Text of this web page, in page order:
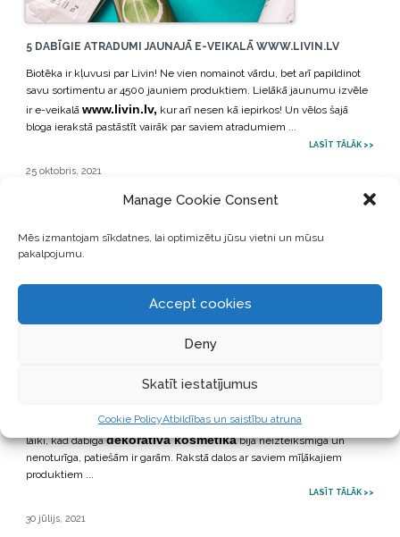
Manage Cookie Consent
Mēs izmantojam sīkdatnes, lai optimizētu jūsu vietni un mūsu
pakalpojumu.
Accept cookies
Deny
Skatīt iestatījumus
Cookie PolicyAtbildības un saistību atruna
5 DABĪGIE ATRADUMI JAUNAJĀ E-VEIKALĀ WWW.LIVIN.LV
Biotēka ir kļuvusi par Livin! Ne vien nomainot vārdu, bet arī papildinot
savu sortimentu ar 4500 jauniem produktiem. Lielākā jaunumu izvēle
ir e-veikalā www.livin.lv, kur arī nesen kā iepirkos! Un vēlos šajā
bloga ierakstā pastāstīt vairāk par saviem atradumiem ...
LASĪT TĀLĀK >>
25 oktobris, 2021
MANI VISU LAIKU MĪĻĀKIE DABĪGIE MAKE-UP PRODUKTI
3 gadus un kuri atkal un atkal atgriežās manā kosmētikas maciņā. Tie
laiki, kad dabīgādekoratīvā kosmētikabija neizteiksmīga un
nenoturīga, patiešām ir garām. Rakstā dalos ar saviem mīļākajiem
produktiem ...
LASĪT TĀLĀK >>
30 jūlijs, 2021